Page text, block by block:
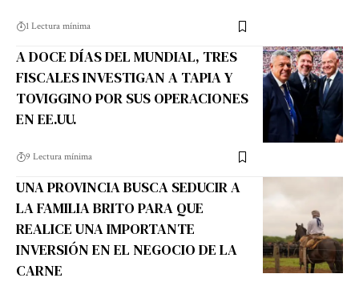
1 Lectura mínima
A DOCE DÍAS DEL MUNDIAL, TRES
FISCALES INVESTIGAN A TAPIA Y
TOVIGGINO POR SUS OPERACIONES
EN EE.UU.
9 Lectura mínima
UNA PROVINCIA BUSCA SEDUCIR A
LA FAMILIA BRITO PARA QUE
REALICE UNA IMPORTANTE
INVERSIÓN EN EL NEGOCIO DE LA
CARNE